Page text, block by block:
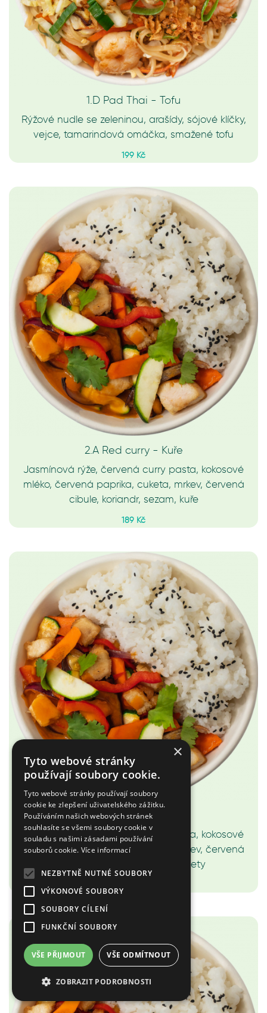
1.D Pad Thai - Tofu
Rýžové nudle se zeleninou, arašídy, sójové klíčky,
vejce, tamarindová omáčka, smažené tofu
199 Kč
2.A Red curry - Kuře
Jasmínová rýže, červená curry pasta, kokosové
mléko, červená paprika, cuketa, mrkev, červená
cibule, koriandr, sezam, kuře
189 Kč
2.B Red curry - Krevety
Jasmínová rýže, červená curry pasta, kokosové
mléko, červená paprika, cuketa, mrkev, červená
cibule, koriandr, sezam, krevety
×
Tyto webové stránky
používají soubory cookie.
Tyto webové stránky používají soubory
cookie ke zlepšení uživatelského zážitku.
Používáním našich webových stránek
souhlasíte se všemi soubory cookie v
souladu s našimi zásadami používání
souborů cookie. Více informací
NEZBYTNĚ NUTNÉ SOUBORY
VÝKONOVÉ SOUBORY
SOUBORY CÍLENÍ
FUNKČNÍ SOUBORY
VŠE PŘIJMOUT VŠE ODMÍTNOUT
ZOBRAZIT PODROBNOSTI